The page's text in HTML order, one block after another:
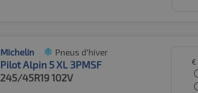
Michelin Pneus d'hiver
Pilot Alpin 5 XL 3PMSF
245/45R19102V
€